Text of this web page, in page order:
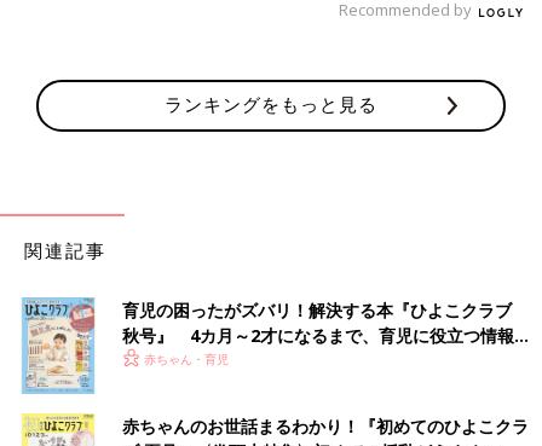
Recommended by
ランキングをもっと見る
関連記事
育児の困ったがズバリ！解決する本『ひよこクラブ
秋号』 4カ月～2才になるまで、育児に役立つ情報が
いっぱい！
赤ちゃん・育児
赤ちゃんのお世話まるわかり！『初めてのひよこクラ